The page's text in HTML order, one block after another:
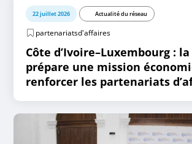
22 juillet 2026 Actualité du réseau
partenariatsd'affaires
Côte d’Ivoire–Luxembourg : la
prépare une mission
renforcer les partenariats